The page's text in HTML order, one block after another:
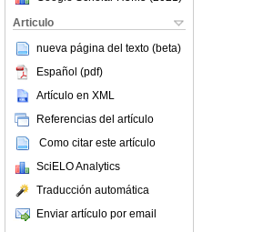
Articulo
nueva página del texto (beta)
Español (pdf)
Artículo en XML
Referencias del artículo
Como citar este artículo
SciELO Analytics
Traducción automática
Enviar artículo por email